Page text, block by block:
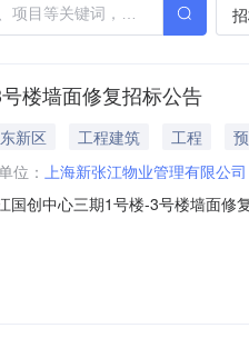
楼墙面修复招标公告
新区 工程建筑 工程
位： 上海新张江物业管理有限公司
国创中心三期1号楼-3号楼墙面
公开招标。二、项目概况和招